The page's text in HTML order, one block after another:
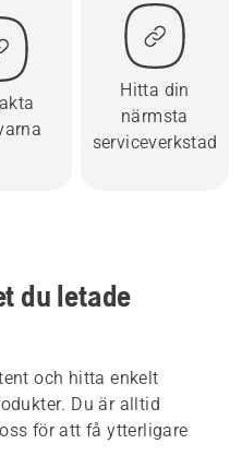
Hitta din
närmsta
serviceverkstad
du letade
och hitta enkelt
Du är alltid
för att få ytterligare